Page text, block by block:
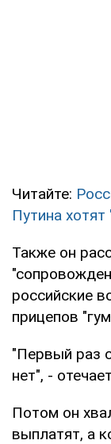
Читайте:
Путина
Также он
российские
прицепов
"Первый раз
нет", -
Потом он
выплатят, а